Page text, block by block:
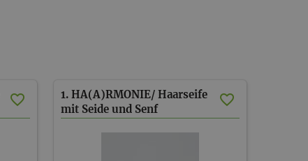
1. HA(A)RMONIE/ Haarseife
mit Seide und Senf